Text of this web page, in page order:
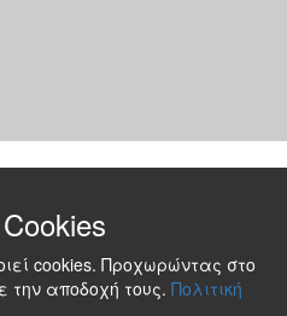
cookies. Προχωρώντας στο
την αποδοχή τους. Πολιτική